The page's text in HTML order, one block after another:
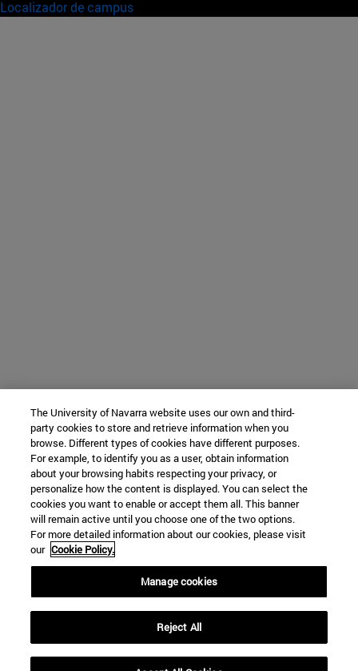
Localizador de campus
The University of Navarra website uses our own and third-
party cookies to store and retrieve information when you
browse. Different types of cookies have different purposes.
For example, to identify you as a user, obtain information
about your browsing habits respecting your privacy, or
personalize how the content is displayed. You can select the
cookies you want to enable or accept them all. This banner
will remain active until you choose one of the two options.
For more detailed information about our cookies, please visit
our Cookie Policy.
Manage cookies
Reject All